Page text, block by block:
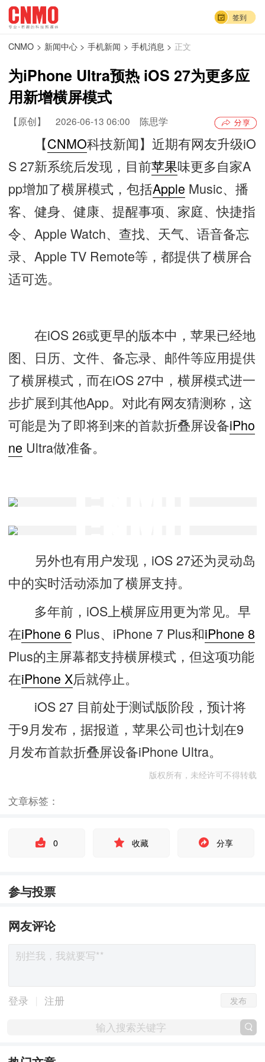
签到
CNMO > 新闻中心 > 手机新闻 > 手机消息 > 正文
为iPhone Ultra预热 iOS 27为更多应
用新增横屏模式
【原创】 2026-06-13 06:00 陈思学
【CNMO科技新闻】近期有网友升级iO
S 27新系统后发现，目前苹果味更多自家A
pp增加了横屏模式，包括Apple Music、播
客、健身、健康、提醒事项、家庭、快捷指
令、Apple Watch、查找、天气、语音备忘
录、Apple TV Remote等，都提供了横屏合
适可选。
在iOS 26或更早的版本中，苹果已经地
图、日历、文件、备忘录、邮件等应用提供
了横屏模式，而在iOS 27中，横屏模式进一
步扩展到其他App。对此有网友猜测称，这
可能是为了即将到来的首款折叠屏设备iPho
ne Ultra做准备。
另外也有用户发现，iOS 27还为灵动岛
中的实时活动添加了横屏支持。
多年前，iOS上横屏应用更为常见。早
在iPhone 6 Plus、iPhone 7 Plus和iPhone 8
Plus的主屏幕都支持横屏模式，但这项功能
在iPhone X后就停止。
iOS 27 目前处于测试版阶段，预计将
于9月发布，据报道，苹果公司也计划在9
月发布首款折叠屏设备iPhone Ultra。
版权所有，未经许可不得转载
文章标签：
0 收藏 分享
参与投票
网友评论
登录 注册 发布